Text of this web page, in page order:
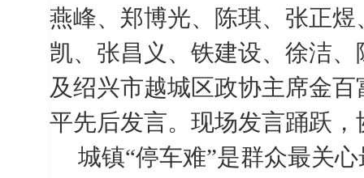
燕峰、郑博光、陈琪、张正
凯、张昌义、铁建设、徐洁、
及绍兴市越城区政协主席金
平先后发言。现场发言踊跃
城镇“停车难”是群众最关